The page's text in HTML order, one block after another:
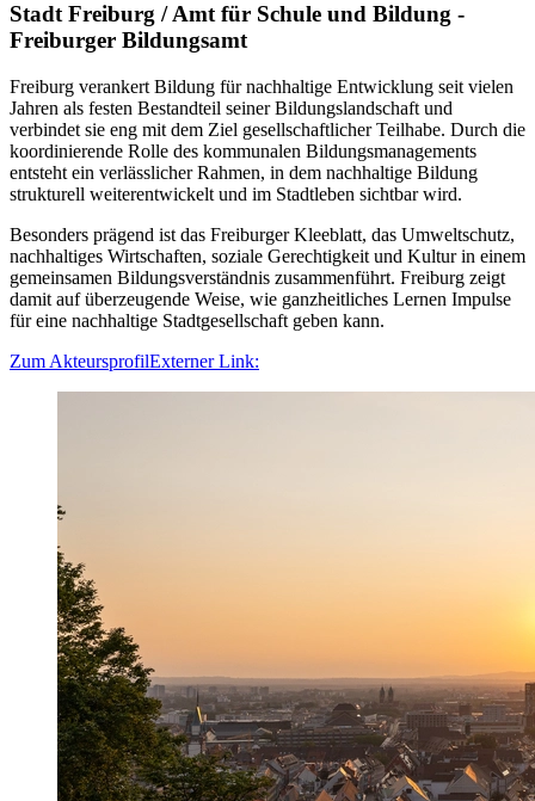
Stadt Freiburg / Amt für Schule und Bildung -
Freiburger Bildungsamt
Freiburg verankert Bildung für nachhaltige Entwicklung seit vielen
Jahren als festen Bestandteil seiner Bildungslandschaft und
verbindet sie eng mit dem Ziel gesellschaftlicher Teilhabe. Durch die
koordinierende Rolle des kommunalen Bildungsmanagements
entsteht ein verlässlicher Rahmen, in dem nachhaltige Bildung
strukturell weiterentwickelt und im Stadtleben sichtbar wird.
Besonders prägend ist das Freiburger Kleeblatt, das Umweltschutz,
nachhaltiges Wirtschaften, soziale Gerechtigkeit und Kultur in einem
gemeinsamen Bildungsverständnis zusammenführt. Freiburg zeigt
damit auf überzeugende Weise, wie ganzheitliches Lernen Impulse
für eine nachhaltige Stadtgesellschaft geben kann.
Zum AkteursprofilExterner Link: